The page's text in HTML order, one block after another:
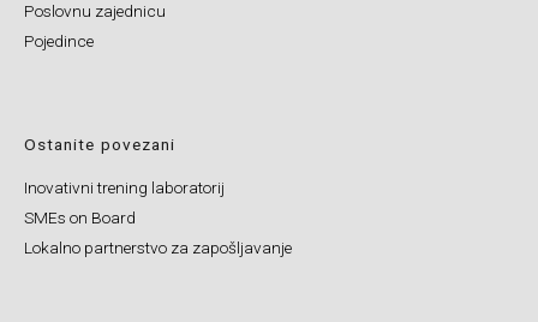
Poslovnu zajednicu
Pojedince
Ostanite povezani
Inovativni trening laboratorij
SMEs on Board
Lokalno partnerstvo za zapošljavanje